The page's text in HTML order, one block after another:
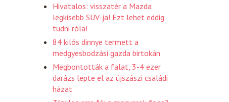
Hivatalos: visszatér a Mazda
legkisebb SUV-ja! Ezt lehet eddig
tudni róla!
84 kilós dinnye termett a
medgyesbodzási gazda birtokán
Megbontották a falat, 3-4 ezer
darázs lepte el az újszászi családi
házat